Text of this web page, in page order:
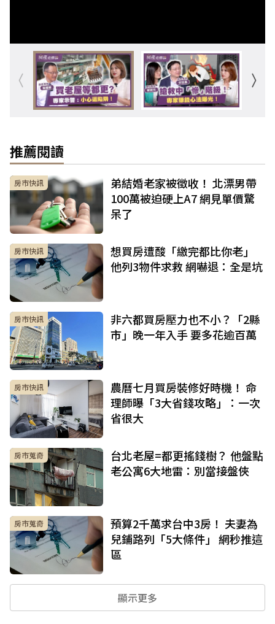
推薦閱讀
房市快訊
弟結婚老家被徵收！ 北漂男帶
100萬被迫硬上A7 網見單價驚
呆了
房市快訊
想買房遭酸「繳完都比你老」
他列3物件求救 網嚇退：全是坑
房市快訊
非六都買房壓力也不小？「2縣
市」晚一年入手 要多花逾百萬
房市快訊
農曆七月買房裝修好時機！ 命
理師曝「3大省錢攻略」：一次
省很大
房市蒐奇
台北老屋=都更搖錢樹？ 他盤點
老公寓6大地雷：別當接盤俠
房市蒐奇
預算2千萬求台中3房！ 夫妻為
兒鋪路列「5大條件」 網秒推這
區
顯示更多